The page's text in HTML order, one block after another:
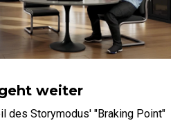
weiter
des Storymodus' "Braking Point"